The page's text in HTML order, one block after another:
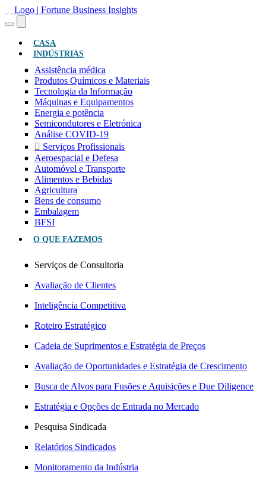
CASA
INDÚSTRIAS
Assistência médica
Produtos Químicos e Materiais
Tecnologia da Informação
Máquinas e Equipamentos
Energia e potência
Semicondutores e Eletrónica
Análise COVID-19
Serviços Profissionais
Aeroespacial e Defesa
Automóvel e Transporte
Alimentos e Bebidas
Agricultura
Bens de consumo
Embalagem
BFSI
O QUE FAZEMOS
Serviços de Consultoria
Avaliação de Clientes
Inteligência Competitiva
Roteiro Estratégico
Cadeia de Suprimentos e Estratégia de Preços
Avaliação de Oportunidades e Estratégia de Crescimento
Busca de Alvos para Fusões e Aquisições e Due Diligence
Estratégia e Opções de Entrada no Mercado
Pesquisa Sindicada
Relatórios Sindicados
Monitoramento da Indústria